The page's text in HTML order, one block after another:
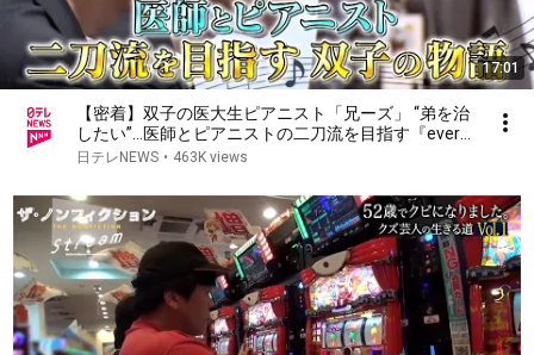
17:01
【密着】双子の医大生ピアニスト「兄ーズ」 “弟を治
したい”…医師とピアニストの二刀流を目指す『every.
特集』
日テレNEWS • 463K views